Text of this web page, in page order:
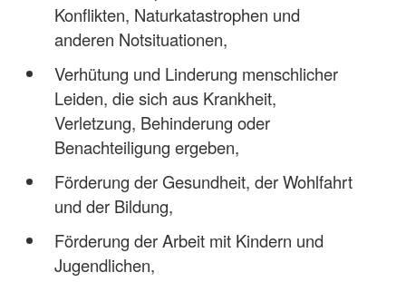
Konflikten, Naturkatastrophen und
anderen Notsituationen,
Verhütung und Linderung menschlicher
Leiden, die sich aus Krankheit,
Verletzung, Behinderung oder
Benachteiligung ergeben,
Förderung der Gesundheit, der Wohlfahrt
und der Bildung,
Förderung der Arbeit mit Kindern und
Jugendlichen,